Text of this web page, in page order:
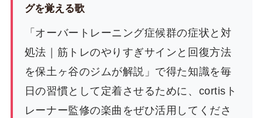
グを覚える歌
「オーバートレーニング症候群の症状と対
処法｜筋トレのやりすぎサインと回復方法
を保土ヶ谷のジムが解説」で得た知識を毎
日の習慣として定着させるために、cortisト
レーナー監修の楽曲をぜひ活用してくださ